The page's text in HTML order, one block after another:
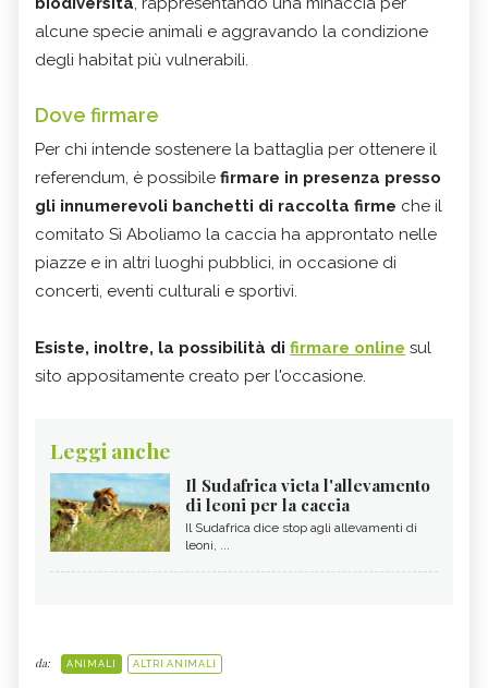
alcune specie animali e aggravando la condizione
degli habitat più vulnerabili.
Dove firmare
Per chi intende sostenere la battaglia per ottenere il
referendum, è possibile firmare in presenza presso
gli innumerevoli banchetti di raccolta firme che il
comitato Sì Aboliamo la caccia ha approntato nelle
piazze e in altri luoghi pubblici, in occasione di
concerti, eventi culturali e sportivi.
Esiste, inoltre, la possibilità di firmare online sul
sito appositamente creato per l'occasione.
Leggi anche
Il Sudafrica vieta l'allevamento
di leoni per la caccia
Il Sudafrica dice stop agli allevamenti di
leoni, ...
da: ANIMALI ALTRI ANIMALI